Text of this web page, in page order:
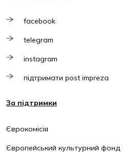
facebook
telegram
instagram
підтримати post impreza
За підтримки
Єврокомісія
Європейський культурний фонд